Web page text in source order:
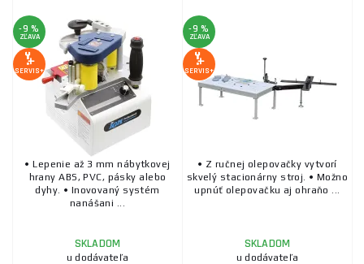
-9 %
ZĽAVA
SERVIS+
• Lepenie až 3 mm nábytkovej
hrany ABS, PVC, pásky alebo
dyhy. • Inovovaný systém
nanášani ...
SKLADOM
u dodávateľa
-9 %
ZĽAVA
SERVIS+
• Z ručnej olepovačky vytvorí
skvelý stacionárny stroj. • Možno
upnúť olepovačku aj ohraňo ...
SKLADOM
u dodávateľa